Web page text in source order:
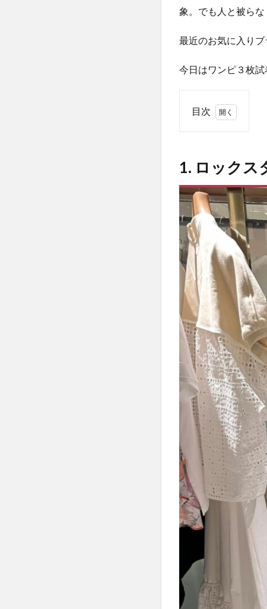
象。でも人と被らな
最近のお気に入りブ
今日はワンピ３枚
目次
スタ
風ワ
ンピ
ース
（正
式名
称不
明）
2
2. ネ
イビ
ーレ
ース
カッ
トワ
ンピ
ース
（正
式名
称不
明）
ブ
ラ
ッ
ク
ス
1. ロックス